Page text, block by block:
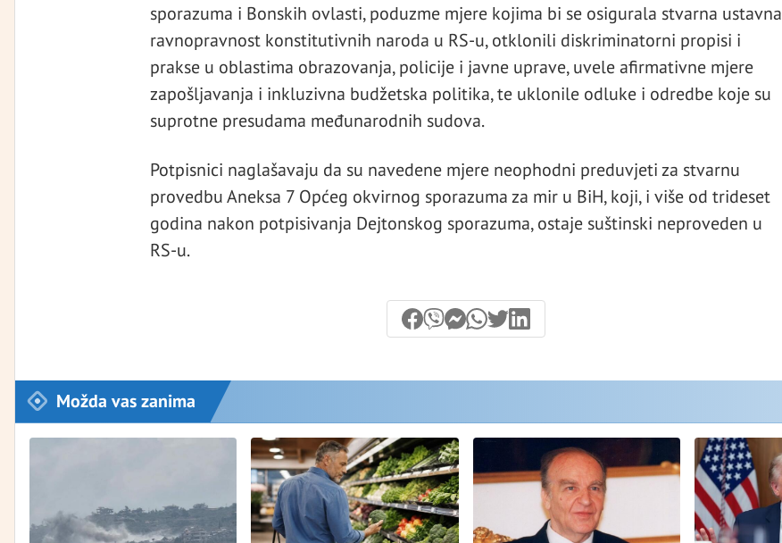
sporazuma i Bonskih ovlasti, poduzme mjere kojima bi se osigurala stvarna ustavna
ravnopravnost konstitutivnih naroda u RS-u, otklonili diskriminatorni propisi i
prakse u oblastima obrazovanja, policije i javne uprave, uvele afirmativne mjere
zapošljavanja i inkluzivna budžetska politika, te uklonile odluke i odredbe koje su
suprotne presudama međunarodnih sudova.
Potpisnici naglašavaju da su navedene mjere neophodni preduvjeti za stvarnu
provedbu Aneksa 7 Općeg okvirnog sporazuma za mir u BiH, koji, i više od trideset
godina nakon potpisivanja Dejtonskog sporazuma, ostaje suštinski neproveden u
RS-u.
Možda vas zanima